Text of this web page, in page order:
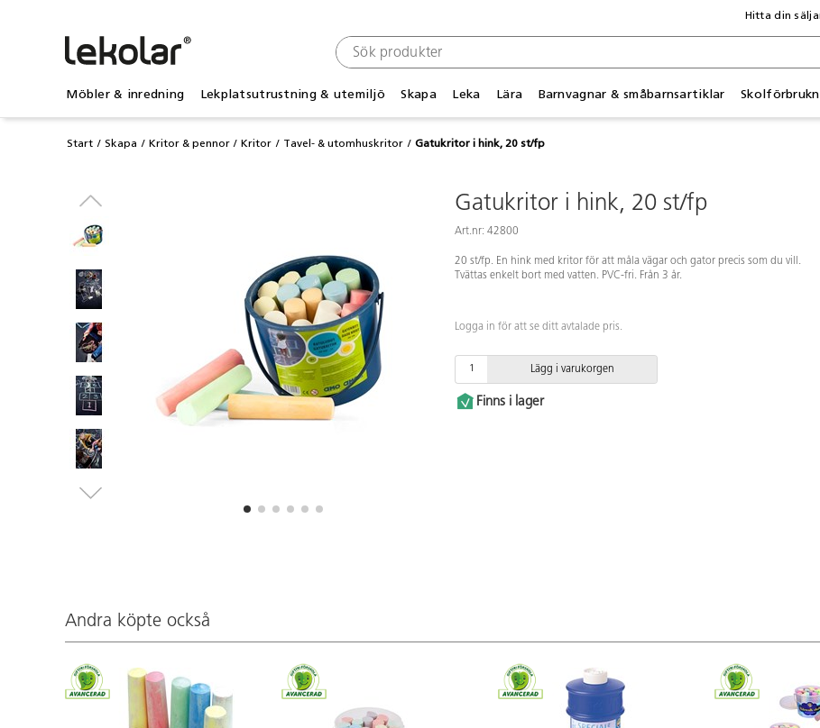
Möbler & inredning Lekplatsutrustning & utemiljö Skapa Leka Lära Barnvagnar & småbarnsartiklar
Hitta din
Start Skapa Kritor & pennor Kritor Tavel- & utomhuskritor Gatukritor i hink, 20 st/fp
Gatukritor i hink, 20 st/fp
Art.nr: 42800
20 st/fp. En hink med kritor för att måla vägar och gator precis som du vill.
Tvättas enkelt bort med vatten. PVC-fri. Från 3 år.
Logga in för att se ditt avtalade pris.
Lägg i varukorgen
Finns i lager
Andra köpte också